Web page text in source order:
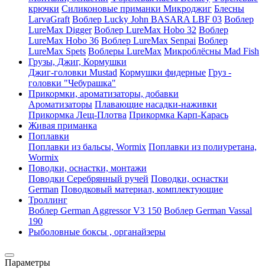
крючки Силиконовые приманки Микроджиг Блесны
LarvaGraft Воблер Lucky John BASARA LBF 03 Воблер
LureMax Digger Воблер LureMax Hobo 32 Воблер
LureMax Hobo 36 Воблер LureMax Senpai Воблер
LureMax Spets Воблеры LureMax Микроблёсны Mad Fish
Грузы, Джиг, Кормушки
Джиг-головки Mustad Кормушки фидерные Груз -
головки "Чебурашка"
Прикормки, ароматизаторы, добавки
Ароматизаторы Плавающие насадки-наживки
Прикормка Лещ-Плотва Прикормка Карп-Карась
Живая приманка
Поплавки
Поплавки из бальсы, Wormix Поплавки из полиуретана,
Wormix
Поводки, оснастки, монтажи
Поводки Серебрянный ручей Поводки, оснастки
German Поводковый материал, комплектующие
Троллинг
Воблер German Aggressor V3 150 Воблер German Vassal
190
Рыболовные боксы , органайзеры
Параметры